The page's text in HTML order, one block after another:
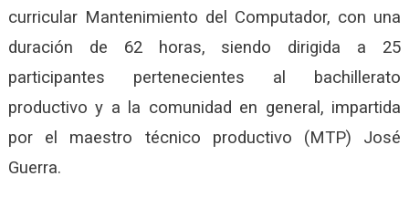
curricular Mantenimiento del Computador, con una
duración de 62 horas, siendo dirigida a 25
participantes pertenecientes al bachillerato
productivo y a la comunidad en general, impartida
por el maestro técnico productivo (MTP) José
Guerra.